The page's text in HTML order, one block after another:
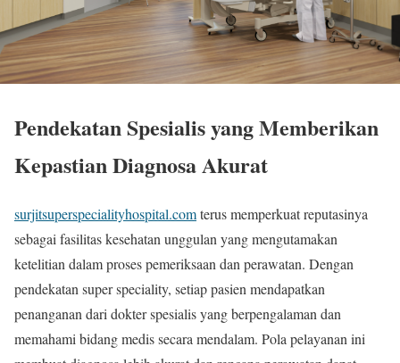
Pendekatan Spesialis yang Memberikan
Kepastian Diagnosa Akurat
surjitsuperspecialityhospital.comterus memperkuat reputasinya
sebagai fasilitas kesehatan unggulan yang mengutamakan
ketelitian dalam proses pemeriksaan dan perawatan. Dengan
pendekatan super speciality, setiap pasien mendapatkan
penanganan dari dokter spesialis yang berpengalaman dan
memahami bidang medis secara mendalam. Pola pelayanan ini